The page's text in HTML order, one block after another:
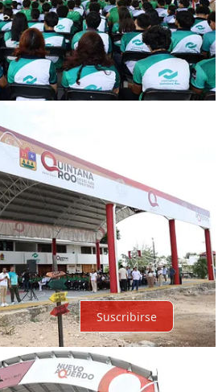
Suscribirse
Roo· Privacidad∙Términos∙Aviso